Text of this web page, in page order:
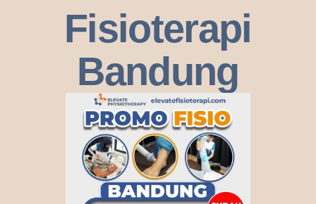
Fisioterapi
Bandung